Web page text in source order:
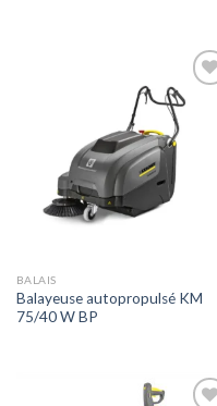
Ajouter
à la liste
souhaits
BALAIS
Balayeuse autopropulsé KM
75/40 W BP